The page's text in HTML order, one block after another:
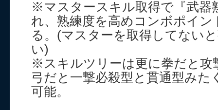
※マスタースキル取得で『武器
れ、熟練度を高めコンボポイ
る。(マスターを取得してない
い)
※スキルツリーは更に拳だと
弓だと一撃必殺型と貫通型みた
可能。